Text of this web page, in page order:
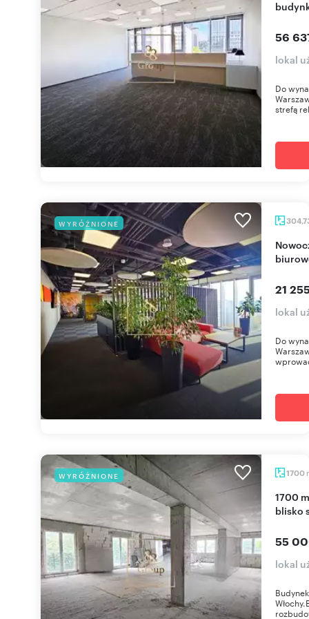
56
lokal
Do
strefą
WYRÓŻNIONE
Nowoczesne biuro 305 m2 w prestiżowym
21
lokal
Do
WYRÓŻNIONE 1700
1700 m² w Włochach, budynek do aranżacji,
blisko
55
lokal